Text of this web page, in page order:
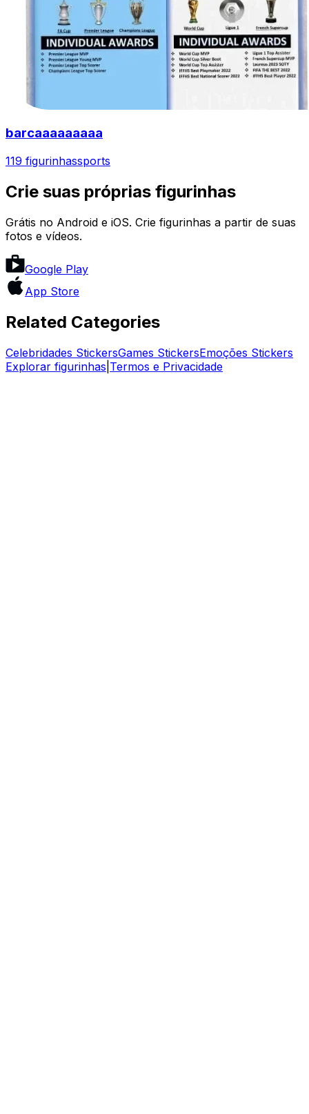
barcaaaaaaaaa
119 figurinhassports
Crie suas próprias figurinhas
Grátis no Android e iOS. Crie figurinhas a partir de suas
fotos e vídeos.
Google Play
App Store
Related Categories
Celebridades StickersGames StickersEmoções Stickers
Explorar figurinhas Termos e Privacidade